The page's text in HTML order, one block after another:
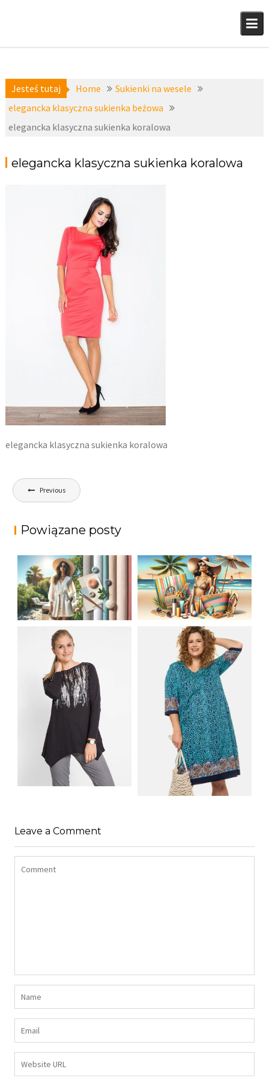
Jesteś tutaj Home
Sukienki na wesele
elegancka klasyczna sukienka beżowa
elegancka klasyczna sukienka koralowa
elegancka klasyczna sukienka koralowa
elegancka klasyczna sukienka koralowa
Nawigacja
wpisu
Previous
Powiązane posty
LETNIA MODA
PLAŻOWA: STROJE
KĄPIELOWE I
AKCESORIA, KTÓRE
MUSISZ MIEĆ
JAK STYLOWO
PRZETRWAĆ UPALNE
DNI: NAJLEPSZE
MATERIAŁY I KROJE
NA LATO
CEKINAMI CZARNY
Leave a Comment